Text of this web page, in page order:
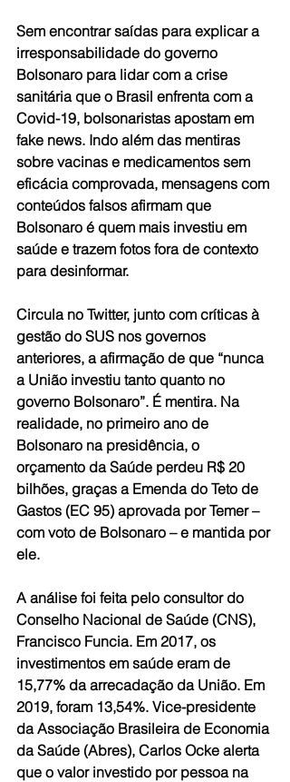
Sem encontrar saídas para explicar a
irresponsabilidade do governo
Bolsonaro para lidar com a crise
sanitária que o Brasil enfrenta com a
Covid-19, bolsonaristas apostam em
fake news. Indo além das mentiras
sobre vacinas e medicamentos sem
eficácia comprovada, mensagens com
conteúdos falsos afirmam que
Bolsonaro é quem mais investiu em
saúde e trazem fotos fora de contexto
para desinformar.
Circula no Twitter, junto com críticas à
gestão do SUS nos governos
anteriores, a afirmação de que “nunca
a União investiu tanto quanto no
governo Bolsonaro”. É mentira. Na
realidade, no primeiro ano de
Bolsonaro na presidência, o
orçamento da Saúde perdeu R$ 20
bilhões, graças a Emenda do Teto de
Gastos (EC 95) aprovada por Temer –
com voto de Bolsonaro – e mantida por
ele.
A análise foi feita pelo consultor do
Conselho Nacional de Saúde (CNS),
Francisco Funcia. Em 2017, os
investimentos em saúde eram de
15,77% da arrecadação da União. Em
2019, foram 13,54%. Vice-presidente
da Associação Brasileira de Economia
da Saúde (Abres), Carlos Ocke alerta
que o valor investido por pessoa na